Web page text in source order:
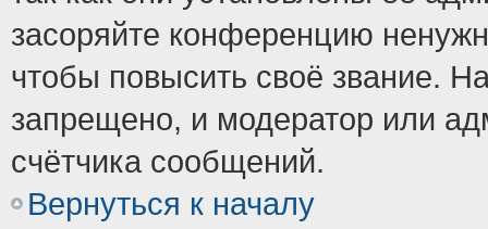
засоряйте конференцию
чтобы повысить своё звание.
запрещено, и модератор или
счётчика сообщений.
Вернуться к началу